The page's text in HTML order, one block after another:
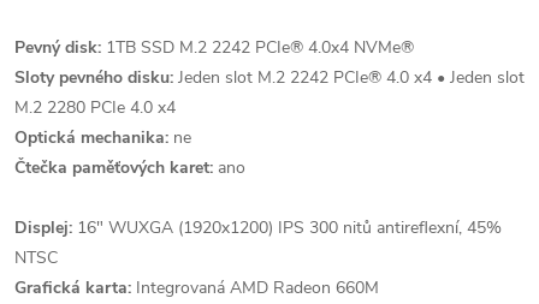
Pevný disk: 1TB SSD M.2 2242 PCIe® 4.0x4 NVMe®
Sloty pevného disku: Jeden slot M.2 2242 PCIe® 4.0 x4 • Jeden slot
M.2 2280 PCIe 4.0 x4
Optická mechanika: ne
Čtečka paměťových karet: ano
Displej: 16" WUXGA (1920x1200) IPS 300 nitů antireflexní, 45%
NTSC
Grafická karta: Integrovaná AMD Radeon 660M